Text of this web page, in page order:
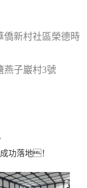
僑新村社區榮德時
燕子巖村3號
功落地！